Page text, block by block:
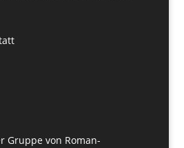
Gruppe von Roman-